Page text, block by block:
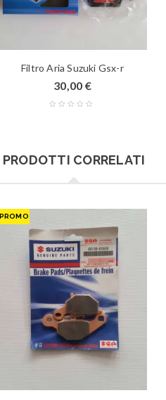
Filtro Aria Suzuki Gsx-r
30,00 €
PRODOTTI CORRELATI
PROMO